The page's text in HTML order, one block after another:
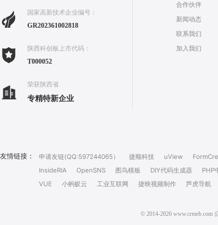
国家高新技术企业编号：
GR202361002818
陕西科创板上市代码：
T000052
荣获陕西省
专精特新企业
合作伙伴
新闻动态
联系我们
加入我们
友情链接： 申请友链(QQ:597244065） 捷顺科技 uView
InsideRIA
OpenSNS 图鸟模板 DIY代码生成器
PHP
VUE
小蚂蚁云 工业互联网 捷映视频制作 芦虎导航
© 2014-2026